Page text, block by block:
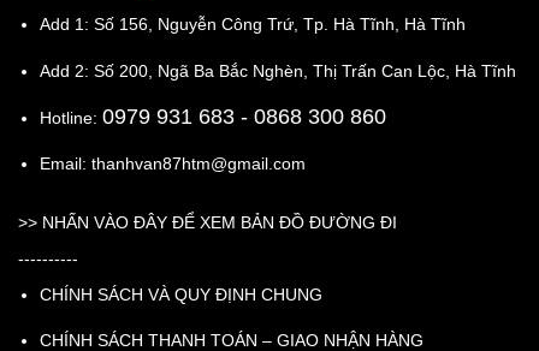
Add 1: Số 156, Nguyễn Công Trứ, Tp. Hà Tĩnh, Hà Tĩnh
Add 2: Số 200, Ngã Ba Bắc Nghèn, Thị Trấn Can Lộc, Hà Tĩnh
Hotline: 0979 931 683 - 0868 300 860
Email: thanhvan87htm@gmail.com
>> NHẤN VÀO ĐÂY ĐỂ XEM BẢN ĐỒ ĐƯỜNG ĐI
----------
CHÍNH SÁCH VÀ QUY ĐỊNH CHUNG
CHÍNH SÁCH THANH TOÁN – GIAO NHẬN HÀNG